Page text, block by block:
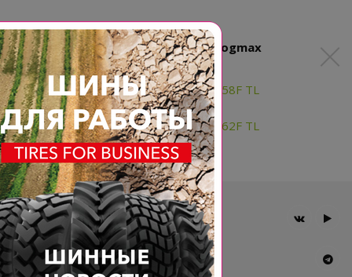
Доступные типоразмеры BKT Bogmax
AT30X10-14 6PR BKT BOGMAX 58F TL
AT32X10-14 6PR BKT BOGMAX 62F TL
Главная
Компания
Шины BKT